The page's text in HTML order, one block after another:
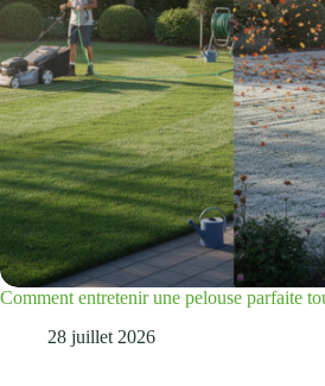
Comment entretenir une pelouse parfaite
28 juillet 2026